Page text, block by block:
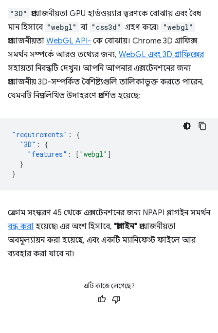
"3D" প্রয়োজনীয়তা GPU হার্ডওয়্যার ত্বরণকে বোঝায় এবং বৈধ
মান হিসাবে "webgl" বা "css3d" গ্রহণ করে। "webgl"
প্রয়োজনীয়তা WebGL API- কে বোঝায়। Chrome 3D গ্রাফিক্স
সমর্থন সম্পর্কে আরও তথ্যের জন্য, WebGL এবং 3D গ্রাফিক্সের
সহায়তা নিবন্ধটি দেখুন। আপনি আপনার এক্সটেনশনের জন্য
প্রয়োজনীয় 3D-সম্পর্কিত বৈশিষ্ট্যগুলি তালিকাভুক্ত করতে পারেন,
যেমনটি নিম্নলিখিত উদাহরণে প্রদর্শিত হয়েছে:
"requirements" :
{
"3D" :
{
"features" : [ "webgl" ]
}
}
ক্রোম সংস্করণ 45 থেকে এক্সটেনশনের জন্য NPAPI প্লাগইন সমর্থন
বন্ধ করা হয়েছে৷ এর অংশ হিসাবে, "প্লাগইন" প্রয়োজনীয়তা
অবমূল্যায়ন করা হয়েছে, এবং একটি ম্যানিফেস্ট ফাইলে আর
ব্যবহার করা যাবে না৷
এটি কাজে লেগেছে?